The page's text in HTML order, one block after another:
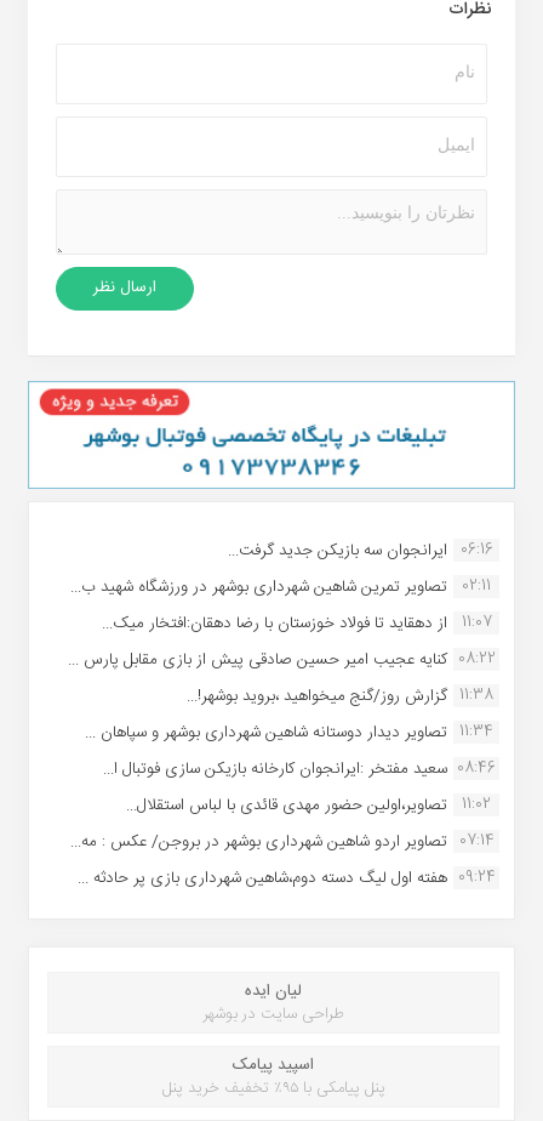
نظرات
06:16 ایرانجوان سه بازیکن جدید گرفت...
02:11
تصاویر تمرین شاهین شهردارى بوشهر در ورزشگاه شهید ب...
11:07
از دهقاید تا فولاد خوزستان با رضا دهقان:افتخار میک...
08:22 کنایه عجیب امیر حسین صادقی پیش از بازی مقابل پارس ...
11:38 گزارش روز/گنج میخواهید ،بروید بوشهر!...
11:34 تصاویر دیدار دوستانه شاهین شهردارى بوشهر و سپاهان ...
08:46 سعید مفتخر :ایرانجوان کارخانه بازیکن سازی فوتبال ا...
11:02
تصاویر،اولین حضور مهدی قائدی با لباس استقلال...
07:14 تصاویر اردو شاهین شهرداری بوشهر در بروجن/ عکس : مه...
09:24 هفته اول لیگ دسته دوم،شاهین شهرداری بازی پر حادثه ...
لیان ایده
طراحی سایت در بوشهر
اسپید پیامک
پنل پیامکی با ۹۵٪ تخفیف خرید پنل